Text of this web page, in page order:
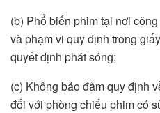
(b) Phổ biến phim tại nơi
và phạm vi quy định trong
quyết định phát sóng;
(c) Không bảo đảm quy định
đối với phòng chiếu phim có